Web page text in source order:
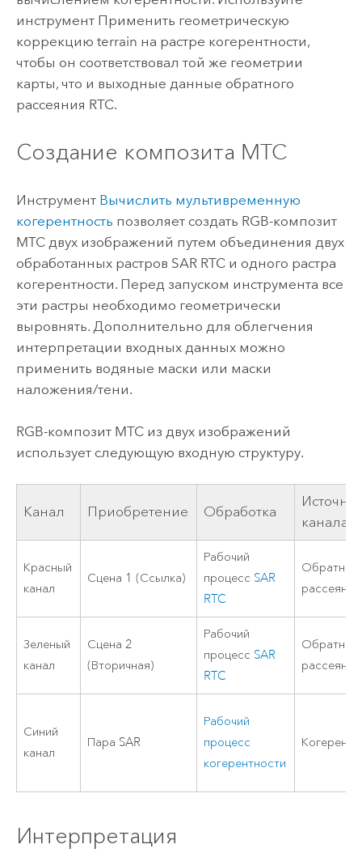
инструмент Применить геометрическую
коррекцию terrain на растре когерентности,
чтобы он соответствовал той же геометрии
карты, что и выходные данные обратного
рассеяния RTC.
Создание композита MTC
Инструмент Вычислить мультивременную
когерентность позволяет создать RGB-композит
MTC двух изображений путем объединения двух
обработанных растров SAR RTC и одного растра
когерентности. Перед запуском инструмента все
эти растры необходимо геометрически
выровнять. Дополнительно для облегчения
интерпретации входных данных можно
применить водяные маски или маски
наложения/тени.
RGB-композит MTC из двух изображений
использует следующую входную структуру.
Канал Приобретение Обработка
канала
Красный
канал
Сцена 1 (Ссылка)
Рабочий
процесс SAR
RTC
Обратное
рассеяние
Зеленый
канал
Сцена 2
(Вторичная)
Рабочий
процесс SAR
RTC
Обратное
рассеяние
Синий
канал
Пара SAR
Рабочий
процесс
когерентности
Интерпретация